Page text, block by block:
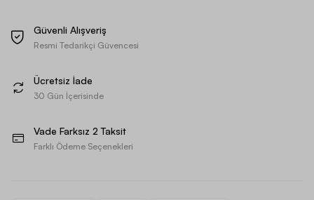
Güvenli Alışveriş
Resmi Tedarikçi Güvencesi
Ücretsiz İade
30 Gün İçerisinde
Vade Farksız 2 Taksit
Farklı Ödeme Seçenekleri